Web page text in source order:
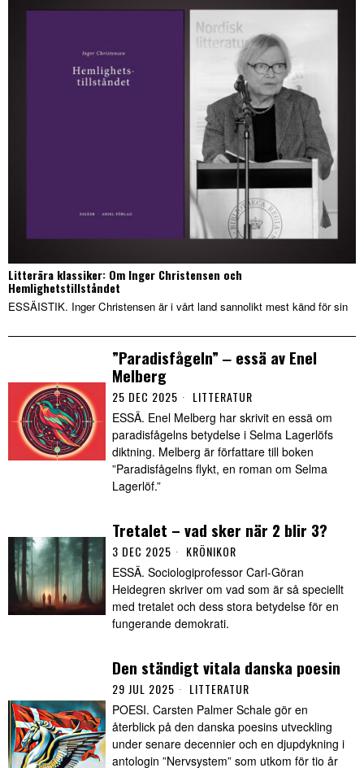
Litterära klassiker: Om Inger Christensen och
Hemlighetstillståndet
ESSÄISTIK. Inger Christensen är i vårt land sannolikt mest känd för sin
”Paradisfågeln” ‒ essä av Enel
Melberg
25 DEC 2025 LITTERATUR
ESSÄ. Enel Melberg har skrivit en essä om
paradisfågelns betydelse i Selma Lagerlöfs
diktning. Melberg är författare till boken
”Paradisfågelns flykt, en roman om Selma
Lagerlöf.”
Tretalet – vad sker när 2 blir 3?
3 DEC 2025 KRÖNIKOR
ESSÄ. Sociologiprofessor Carl-Göran
Heidegren skriver om vad som är så speciellt
med tretalet och dess stora betydelse för en
fungerande demokrati.
Den ständigt vitala danska poesin
29 JUL 2025 LITTERATUR
POESI. Carsten Palmer Schale gör en
återblick på den danska poesins utveckling
under senare decennier och en djupdykning i
antologin ”Nervsystem” som utkom för tio år